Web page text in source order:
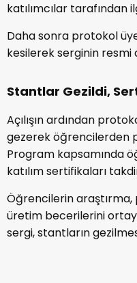
katılımcılar tarafından
Daha sonra protokol
kesilerek serginin resmi
Stantlar Gezildi,
Açılışın ardından
gezerek öğrencilerden
Program kapsamında
katılım sertifikaları
Öğrencilerin
üretim becerilerini
sergi, stantların